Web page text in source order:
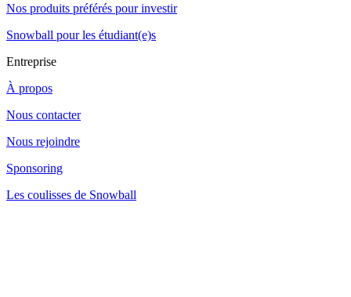
Nos produits préférés pour investir
Snowball pour les étudiant(e)s
Entreprise
À propos
Nous contacter
Nous rejoindre
Sponsoring
Les coulisses de Snowball